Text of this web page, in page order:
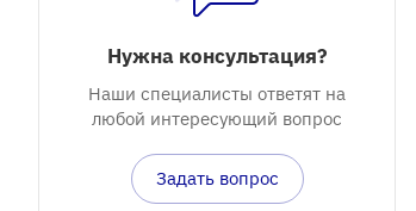
Нужна консультация?
Наши специалисты ответят на
любой интересующий вопрос
Задать вопрос